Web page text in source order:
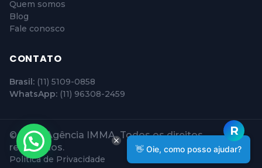
Quem somos
Blog
Fale conosco
CONTATO
Brasil: (11) 5109-0858
WhatsApp: (11) 96308-2459
© 2026 Agência IMMA. Todos os direitos
reservados.
Política de Privacidade
👋 Oie, como posso ajudar?